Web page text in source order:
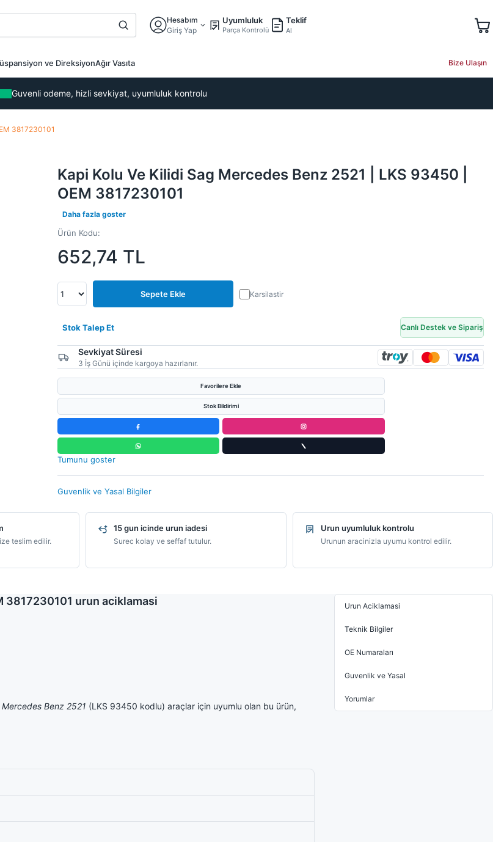
Hesabım
Giriş Yap
Uyumluluk
Parça Kontrolü
Teklif
Al
ve DireksiyonAğır Vasıta Bize Ulaşın
Guvenli odeme, hizli sevkiyat, uyumluluk kontrolu
3817230101
Kapi Kolu Ve Kilidi Sag Mercedes Benz 2521 | LKS 93450 |
OEM 3817230101
Daha fazla goster
Ürün Kodu:
652,74 TL
Sepete Ekle Karsilastir
Stok Talep Et Canlı Destek ve Sipariş
Sevkiyat Süresi
3 İş Günü içinde kargoya hazırlanır.
Favorilere Ekle
Stok Bildirimi
Tumunu goster
Guvenlik ve Yasal Bilgiler
teslim edilir.
15 gun icinde urun iadesi
Surec kolay ve seffaf tutulur.
Urun uyumluluk kontrolu
Urunun aracinizla uyumu kontrol edilir.
3817230101 urun aciklamasi
Benz 2521 (LKS 93450 kodlu) araçlar için uyumlu olan bu ürün,
Urun Aciklamasi
Teknik Bilgiler
OE Numaraları
Guvenlik ve Yasal
Yorumlar